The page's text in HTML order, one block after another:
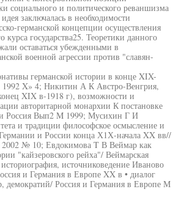
социального и политического реваншизма
заключалась в необходимости
германской концепции осуществления
курса государства25. Теоретики данного
оставаться убежденными в
военной агрессии против "славян-
германской истории в конце XIX-
X» 4; Никитин А К Австро-Венгрия,
XIX в-1918 г), возможности и
авторитарной монархии К постановке
Россия Вып2 M 1999; Мусихин Г И
и традиции философское осмысление и
Германии и России конца Х1Х-начала XX вв//
№ 10; Евдокимова T В Веймар как
"кайзеровского рейха"/ Веймарская
источниковедение Иваново
и Германия в Европе XX в • диалог
демократий/ Россия и Германия в Европе М